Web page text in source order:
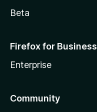
Beta
Firefox for Business
Enterprise
Community